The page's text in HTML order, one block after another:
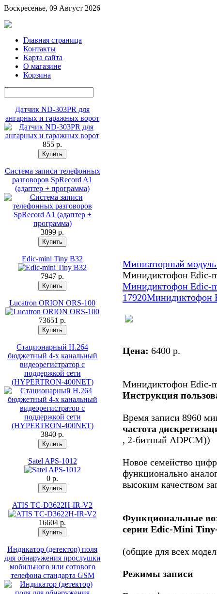
Воскресенье, 09 Август 2026
Главная страница
Контакты
Карта сайта
О магазине
Корзина
Датчик ND-303PR для
ангарных и гаражных ворот
855 p.
Система записи телефонных
разговоров SpRecord A1
(адаптер + программа)
3899 p.
Edic-mini Tiny B32
7947 p.
Lucatron ORION ORS-100
73651 p.
Стационарный H.264
бюджетный 4-х канальный
видеорегистратор с
поддержкой сети
(HYPERTRON-400NET)
3840 p.
Satel APS-1012
0 p.
ATIS TC-D3622H-IR-V2
16604 p.
Индикатор (детектор) поля
для обнаружения прослушки
мобильного или сотового
телефона стандарта GSM
Миниатюрный
Минидиктофон Edic-
Минидиктофон Edic-
17920Минидиктофон
Цена: 6400 p.
Минидиктофон Edic-
Инструкция
Время записи 8960
частота
, 2-битный ADPCM))
Новое семейство
функционально
высоким качеством
Функциональные
серии Edic-Mini
(общие для всех
Режимы записи